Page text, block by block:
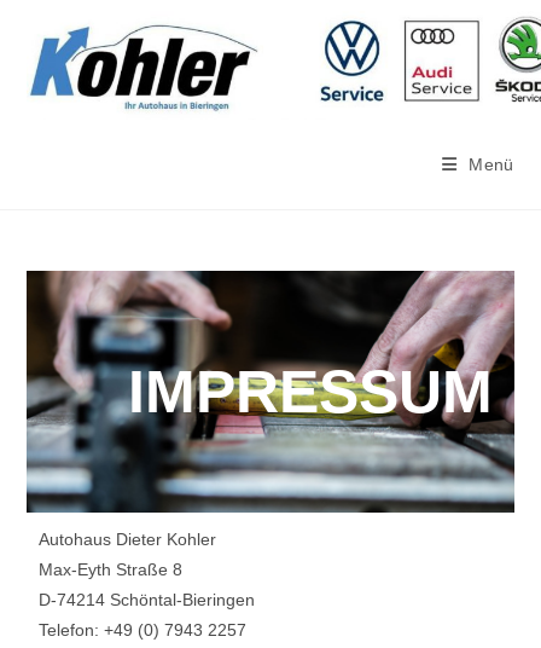
Menü
IMPRESSUM
Autohaus Dieter Kohler
Max-Eyth Straße 8
D-74214 Schöntal-Bieringen
Telefon: +49 (0) 7943 2257